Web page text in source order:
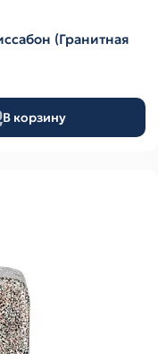
(Гранитная
В корзину